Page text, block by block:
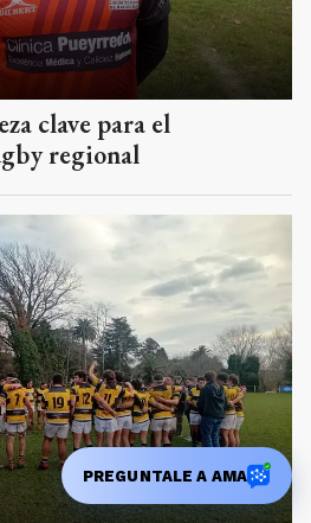
clave para el
regional
PREGUNTALE A AMA